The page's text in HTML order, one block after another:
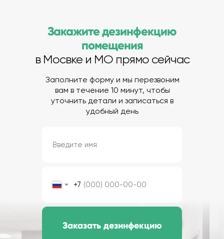
Закажите дезинфекцию
помещения
в Мосвке и МО прямо сейчас
+7
Заказать дезинфекцию
Заполните форму и мы перезвоним
вам в течение 10 минут, чтобы
уточнить детали и записаться в
удобный день